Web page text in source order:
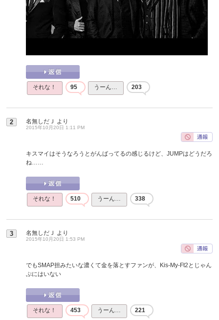
それな！ 95 うーん… 203
2 名無しだＪ より
2015年10月20日 1:11 PM
キスマイはそうなろうとがんばってるの感じるけど、JUMPはどうだろ
ね……
それな！ 510 うーん… 338
3 名無しだＪ より
2015年10月20日 1:53 PM
でもSMAP担みたいな濃くて金を落とすファンが、Kis-My-Ft2とじゃん
ぷにはいない
それな！ 453 うーん… 221